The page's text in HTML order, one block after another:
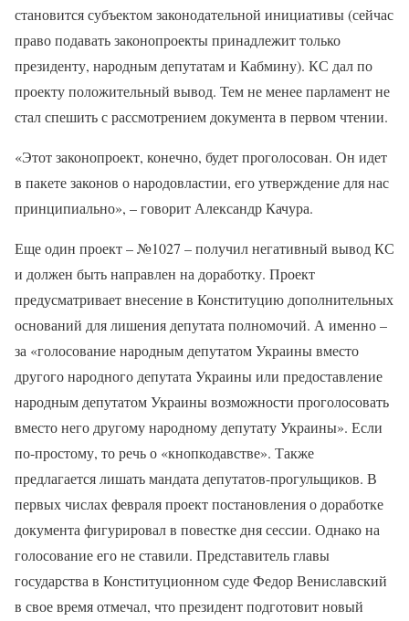
становится субъектом законодательной инициативы (сейчас
право подавать законопроекты принадлежит только
президенту, народным депутатам и Кабмину). КС дал по
проекту положительный вывод. Тем не менее парламент не
стал спешить с рассмотрением документа в первом чтении.
«Этот законопроект, конечно, будет проголосован. Он идет
в пакете законов о народовластии, его утверждение для нас
принципиально», – говорит Александр Качура.
Еще один проект – №1027 – получил негативный вывод КС
и должен быть направлен на доработку. Проект
предусматривает внесение в Конституцию дополнительных
оснований для лишения депутата полномочий. А именно –
за «голосование народным депутатом Украины вместо
другого народного депутата Украины или предоставление
народным депутатом Украины возможности проголосовать
вместо него другому народному депутату Украины». Если
по-простому, то речь о «кнопкодавстве». Также
предлагается лишать мандата депутатов-прогульщиков. В
первых числах февраля проект постановления о доработке
документа фигурировал в повестке дня сессии. Однако на
голосование его не ставили. Представитель главы
государства в Конституционном суде Федор Вениславский
в свое время отмечал, что президент подготовит новый